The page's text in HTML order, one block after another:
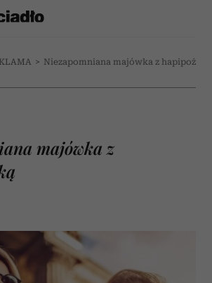
> Niezapomniana majówka z
majówka z